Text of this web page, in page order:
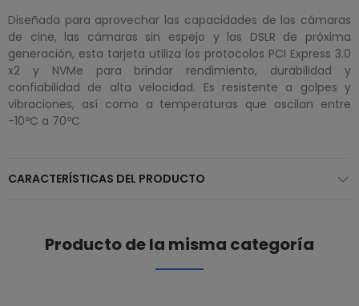
Diseñada para aprovechar las capacidades de las cámaras
de cine, las cámaras sin espejo y las DSLR de próxima
generación, esta tarjeta utiliza los protocolos PCI Express 3.0
x2 y NVMe para brindar rendimiento, durabilidad y
confiabilidad de alta velocidad. Es resistente a golpes y
vibraciones, así como a temperaturas que oscilan entre
-10ºC a 70ºC
CARACTERÍSTICAS DEL PRODUCTO
Producto de la misma categoría